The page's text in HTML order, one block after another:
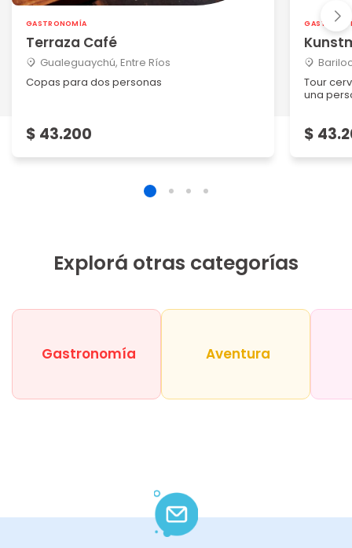
GASTRONOMÍA
Terraza Café
Gualeguaychú, Entre Ríos
Copas para dos personas
$ 43.200
Tour
una
$
Explorá otras categorías
Gastronomía Aventura